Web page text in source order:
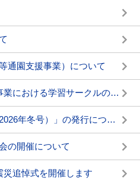
通園支援事業）について
令和8年度サークル育成支援事業における学習サークルの募集について
「たのはた くらしがたり（2026年冬号）」の発行について
の開催について
追悼式を開催します